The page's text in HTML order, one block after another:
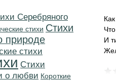
И
Серебряного
стихи Стихи
природе
стихи
Cтихи
о любви Короткие